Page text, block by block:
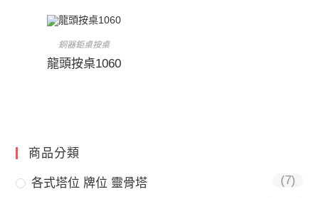
銅器鉅桌按桌
龍頭按桌1060
商品分類
各式塔位 牌位 靈骨塔 (7)